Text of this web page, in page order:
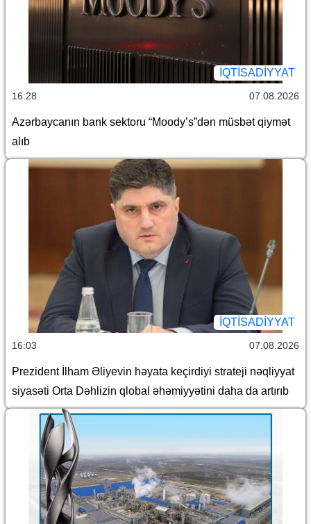
İQTİSADİYYAT
16:28 07.08.2026
Azərbaycanın bank sektoru “Moody’s”dən müsbət qiymət
alıb
İQTİSADİYYAT
16:03 07.08.2026
Prezident İlham Əliyevin həyata keçirdiyi strateji nəqliyyat
siyasəti Orta Dəhlizin qlobal əhəmiyyətini daha da artırıb